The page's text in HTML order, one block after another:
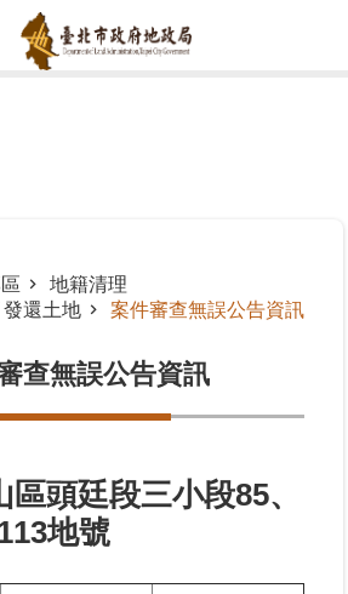
地籍清理
還土地
案件審查無誤公告資訊
查無誤公告資訊
頭廷段三小段85、
地號